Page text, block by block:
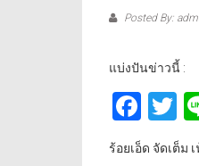
Posted By:
แบ่งปันข่าวนี้ :
ร้อยเอ็ด จัดเต็ม